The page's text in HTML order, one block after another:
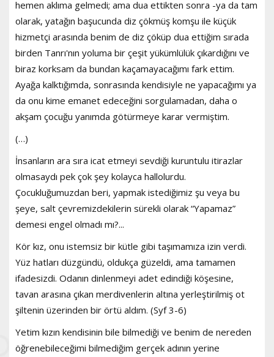
hemen aklıma gelmedi; ama dua ettikten sonra -ya da tam
olarak, yatağın başucunda diz çökmüş komşu ile küçük
hizmetçi arasında benim de diz çöküp dua ettiğim sırada
birden Tanrı'nın yoluma bir çeşit yükümlülük çıkardığını ve
biraz korksam da bundan kaçamayacağımı fark ettim.
Ayağa kalktığımda, sonrasında kendisiyle ne yapacağımı ya
da onu kime emanet edeceğini sorgulamadan, daha o
akşam çocuğu yanımda götürmeye karar vermiştim.
(…)
İnsanların ara sıra icat etmeyi sevdiği kuruntulu itirazlar
olmasaydı pek çok şey kolayca hallolurdu.
Çocukluğumuzdan beri, yapmak istediğimiz şu veya bu
şeye, salt çevremizdekilerin sürekli olarak “Yapamaz”
demesi engel olmadı mı?...
Kör kız, onu istemsiz bir kütle gibi taşımamıza izin verdi.
Yüz hatları düzgündü, oldukça güzeldi, ama tamamen
ifadesizdi. Odanın dinlenmeyi adet edindiği köşesine,
tavan arasına çıkan merdivenlerin altına yerleştirilmiş ot
şiltenin üzerinden bir örtü aldım. (Syf 3-6)
Yetim kızın kendisinin bile bilmediği ve benim de nereden
öğrenebileceğimi bilmediğim gerçek adının yerine